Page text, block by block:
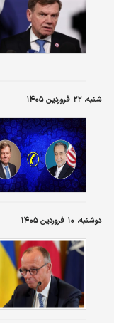
شنبه، ۲۲ فروردین ۱۴۰۵
دوشنبه، ۱۰ فروردین ۱۴۰۵